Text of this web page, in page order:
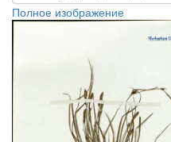
Полное изображение